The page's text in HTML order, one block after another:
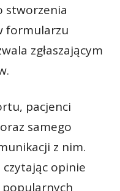
stworzenia
formularzu
zgłaszającym
pacjenci
samego
z nim.
opinie